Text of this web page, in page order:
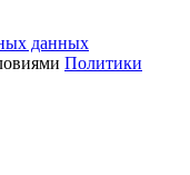
данных
Политики